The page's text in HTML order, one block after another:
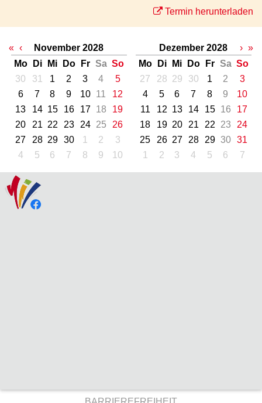
Termin herunterladen
« ‹
November 2028
Mo
Di Mi Do Fr Sa So
30
31 1 2 3 4
5
6
7 8 9 10 11
12
13
14 15 16 17 18
19
20
21 22 23 24 25
26
27
28 29 30 1 2
3
4
5 6 7 8 9 10
Dezember 2028
Mo
Di Mi Do Fr Sa So
27
28 29 30 1 2
3
4
5 6 7 8 9
10
11
12 13 14 15 16
17
18
19 20 21 22 23
24
25
26 27 28 29 30
31
1
2 3 4 5 6 7
› »